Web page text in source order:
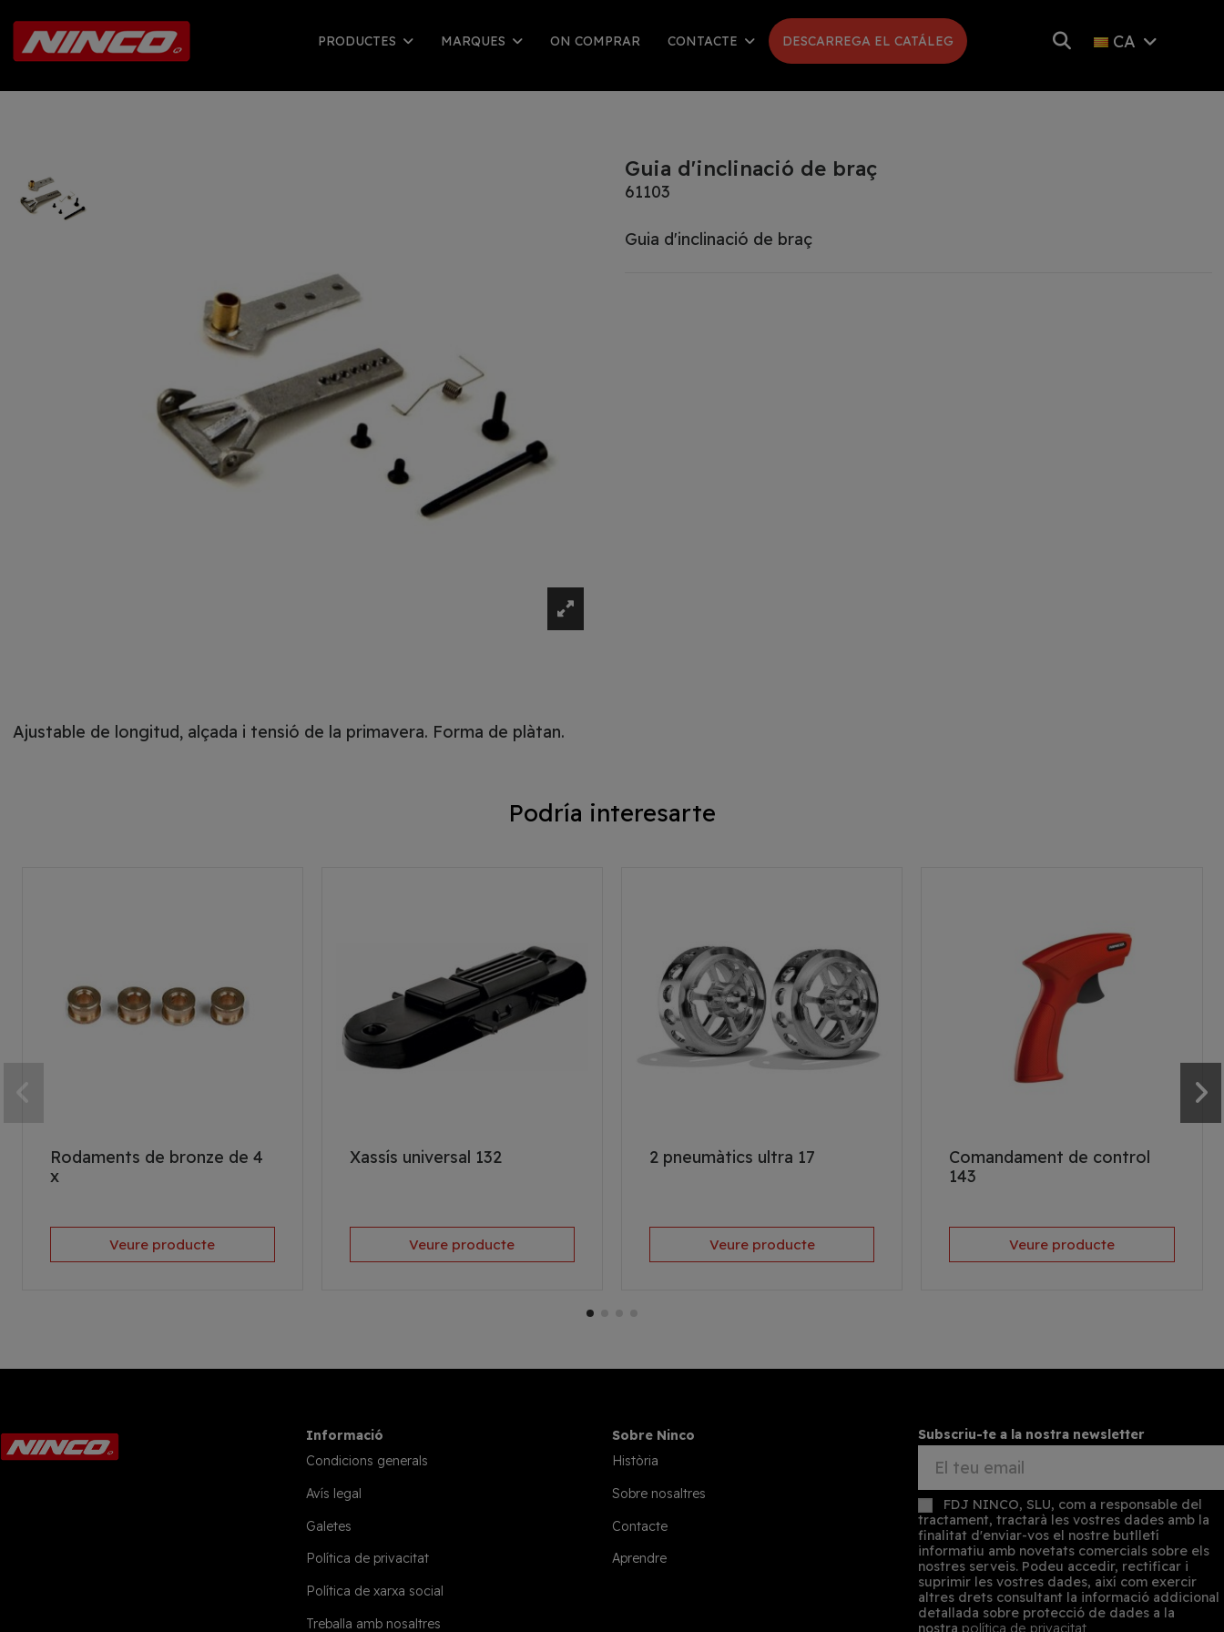
PRODUCTES MARQUES ON COMPRAR CONTACTE DESCARREGA EL CATÁLEG CA
Guia d'inclinació de braç
61103
Guia d'inclinació de braç
Ajustable de longitud, alçada i tensió de la primavera. Forma de plàtan.
Podría interesarte
Rodaments de bronze de 4
x
Veure producte
Xassís universal 132
Veure producte
2 pneumàtics ultra 17
Veure producte
Comandament de control
143
Veure producte
Informació
Condicions generals
Avís legal
Galetes
Política de privacitat
Política de xarxa social
Treballa amb nosaltres
Sobre Ninco
Història
Sobre nosaltres
Contacte
Aprendre
Subscriu-te a la nostra newsletter
FDJ NINCO, SLU, com a responsable del
tractament, tractarà les vostres dades amb la
finalitat d'enviar-vos el nostre butlletí
informatiu amb novetats comercials sobre els
nostres serveis. Podeu accedir, rectificar i
suprimir les vostres dades, així com exercir
altres drets consultant la informació addicional
detallada sobre protecció de dades a la
nostra política de privacitat